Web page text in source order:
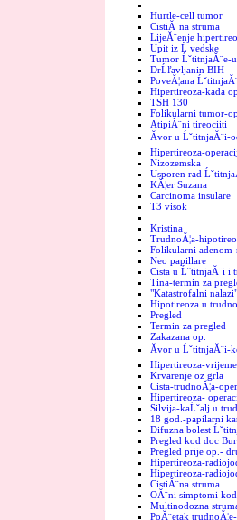
Hurtle-cell tumor
CistiĂ¨na struma
LijeĂ¨enje
Upit iz Ĺ vedske
Tumor ĹˇtitnjaĂ¨e-
DrĹľavljanin BIH
PoveĂ¦ana
Hipertireoza-kada
TSH 130
Folikularni tumor-
AtipiĂ¨ni tireociiti
Ăvor u ĹˇtitnjaĂ¨i-
Hipertireoza-
Nizozemska
Usporen rad
KĂ¦er Suzana
Carcinoma insulare
T3 visok
Kristina
TrudnoĂ¦a-
Folikularni adenom-
Neo papillare
Cista u ĹˇtitnjaĂ¨i i
Tina-termin za
"Katastrofalni
Hipotireoza u
Pregled
Termin za pregled
Zakazana op.
Ăvor u ĹˇtitnjaĂ¨i-
Hipertireoza-
Krvarenje oz grla
Cista-trudnoĂ¦a-
Hipertireoza-
Silvija-kaĹˇalj u
18 god.-papilarni
Difuzna bolest
Pregled kod doc
Pregled prije op.-
Hipertireoza-
Hipertireoza-
CistiĂ¨na struma
OĂ¨ni simptomi
Multinodozna
PoĂ¨etak